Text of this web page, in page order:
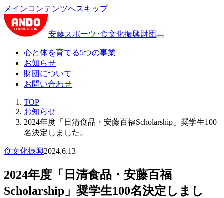
メインコンテンツへスキップ
安藤スポーツ･食文化振興財団
心と体を育てる5つの事業
お知らせ
財団について
お問い合わせ
TOP
お知らせ
2024年度「日清食品・安藤百福Scholarship」奨学生100
名決定しました。
食文化振興2024.6.13
2024年度「日清食品・安藤百福
Scholarship」奨学生100名決定しまし